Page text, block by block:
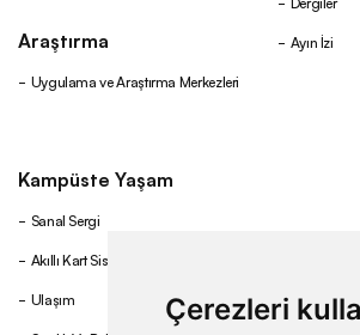
Çerezleri
Araştırma
Uygulama ve Araştırma Merkezleri
Ayın İzi
Kampüste Yaşam
Sanal Sergi
Akıllı Kart Sistemi
Ulaşım